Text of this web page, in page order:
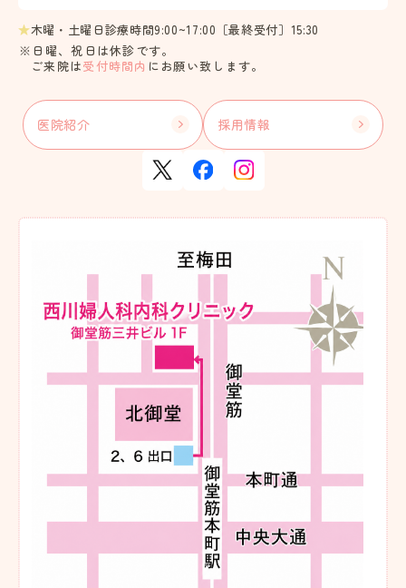
★木曜・土曜日診療時間9:00~17:00［最終受付］15:30
※日曜、祝日は休診です。
ご来院は受付時間内 にお願い致します。
医院紹介 採用情報